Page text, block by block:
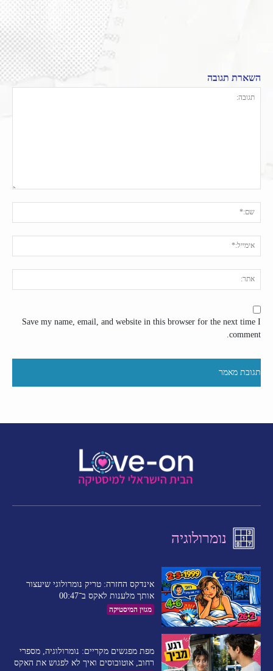
השארת תגובה
Save my name, email, and website in this browser for the next time I
comment.
נומרולוגיה
אינדקס החזרה: טריק נומרולוגי שיעצור
אותך מלענות לאקס ב־00:47
מגזין המיסטיקה
מפת מפגשים מקריים: נומרולוגיה, מספרי
רחוב, אוטובוסים ואיך לא לפגוש את האקס